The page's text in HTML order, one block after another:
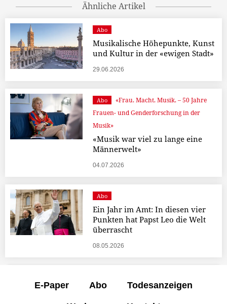
Ähnliche Artikel
Abo
Musikalische Höhepunkte, Kunst
und Kultur in der «ewigen Stadt»
29.06.2026
Abo
«Frau. Macht. Musik. – 50 Jahre
Frauen- und Genderforschung in der
Musik»
«Musik war viel zu lange eine
Männerwelt»
04.07.2026
Abo
Ein Jahr im Amt: In diesen vier
Punkten hat Papst Leo die Welt
überrascht
08.05.2026
E-Paper Abo Todesanzeigen